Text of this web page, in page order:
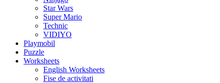
Star Wars
Super Mario
Technic
VIDIYO
Playmobil
Puzzle
Worksheets
English Worksheets
Fise de activitati